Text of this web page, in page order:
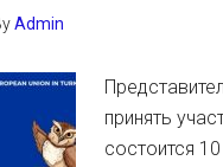
Admin
принять
состоится